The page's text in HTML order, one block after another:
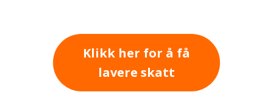
Klikk her for å få
lavere skatt